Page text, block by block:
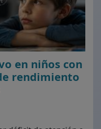
en niños con
rendimiento